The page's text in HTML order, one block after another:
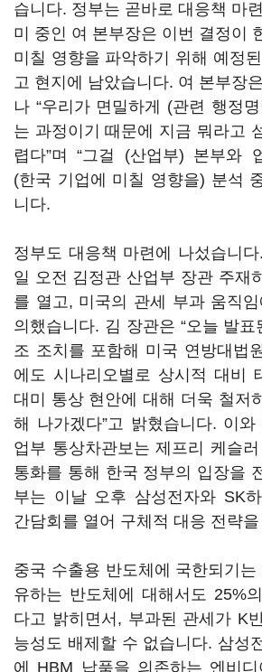
습니다. 정부는 곧바로 대응책 마
미 중인 여 본부장은 이번 결정이
미칠 영향을 파악하기 위해 예정
고 현지에 남았습니다. 여 본부장
나 “우리가 면밀하게 (관련 행정
는 과정이기 때문에 지금 뭐라고
렵다”며 “그걸 (산업부) 본부와
(한국 기업에 미칠 영향을) 분석
니다.
정부도 대응책 마련에 나섰습니
일 오전 김정관 산업부 장관 주재
를 열고, 미국의 관세 부과 움직
의했습니다. 김 장관은 “오늘 발
조 조치를 포함해 미국 연방대법
에도 시나리오별로 상시적 대비
대미 통상 현안에 대해 더욱 철저
해 나가겠다”고 밝혔습니다. 이
업부 통상차관보는 제프리 케슬
통화를 통해 한국 정부의 입장을
부는 이날 오후 삼성전자와 SK
간담회를 열어 구체적 대응 전략
중국 수출용 반도체에 국한되기
유하는 반도체에 대해서도 25%
다고 밝히면서, 부과된 관세가 K
능성도 배제할 수 없습니다. 삼성
에 HBM 납품을 의존하는 엔비